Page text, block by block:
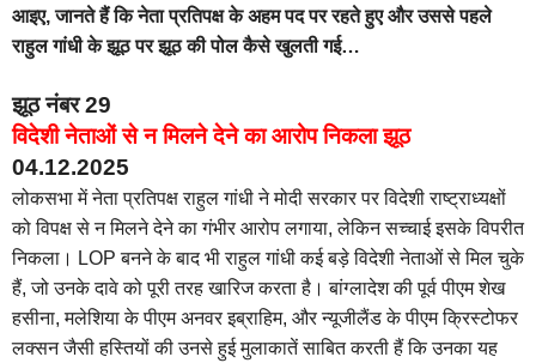
आइए, जानते हैं कि नेता प्रतिपक्ष के अहम पद पर रहते हुए और उससे पहले
राहुल गांधी के झूठ पर झूठ की पोल कैसे खुलती गई…
झूठ नंबर 29
विदेशी नेताओं से न मिलने देने का आरोप निकला झूठ
04.12.2025
लोकसभा में नेता प्रतिपक्ष राहुल गांधी ने मोदी सरकार पर विदेशी राष्ट्राध्यक्षों
को विपक्ष से न मिलने देने का गंभीर आरोप लगाया, लेकिन सच्चाई इसके विपरीत
निकला। LOP बनने के बाद भी राहुल गांधी कई बड़े विदेशी नेताओं से मिल चुके
हैं, जो उनके दावे को पूरी तरह खारिज करता है। बांग्लादेश की पूर्व पीएम शेख
हसीना, मलेशिया के पीएम अनवर इब्राहिम, और न्यूजीलैंड के पीएम क्रिस्टोफर
लक्सन जैसी हस्तियों की उनसे हुई मुलाकातें साबित करती हैं कि उनका यह